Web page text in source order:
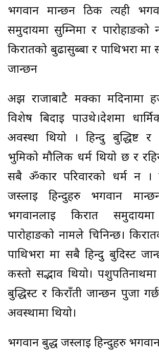
भगवान मान्छन ठिक त्यही
समुदायमा सुम्निमा र पारोहाङको
किरातको बुढासुब्बा र पाथिभरा मा
जान्छन
अझ राजाबाटै मक्का मदिनामा
विशेष बिदाइ पाउथे।देशमा
अवस्था थियो । हिन्दु बुद्धिष्ट र
भुमिको मौलिक धर्म थियो छ र
सबै ॐकार परिवारको धर्म हुन ।
जस्लाइ हिन्दुहरु भगवान
भगवानलाइ किरात
पारोहाङको नामले चिनिन्छ।
पाथिभरा मा सबै हिन्दु बुदिस्ट
कस्तो सद्भाव थियो।
बुद्धिस्ट र किराँती जान्छन पुजा
अवस्थामा थियो।
भगवान बुद्ध जस्लाइ हिन्दुहरु